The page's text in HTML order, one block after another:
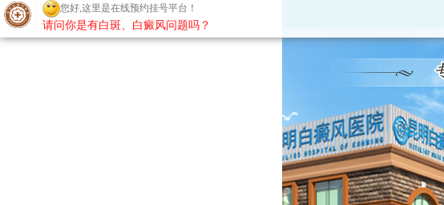
您好,这里是在线预约挂号平台！
请问你是有白斑、白癜风问题吗？